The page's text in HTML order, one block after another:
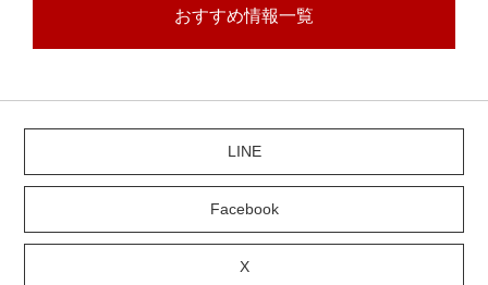
おすすめ情報一覧
LINE
Facebook
X